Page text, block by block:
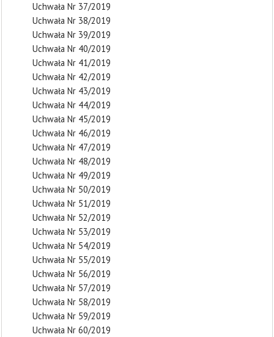
Uchwała Nr 37/2019
Uchwała Nr 38/2019
Uchwała Nr 39/2019
Uchwała Nr 40/2019
Uchwała Nr 41/2019
Uchwała Nr 42/2019
Uchwała Nr 43/2019
Uchwała Nr 44/2019
Uchwała Nr 45/2019
Uchwała Nr 46/2019
Uchwała Nr 47/2019
Uchwała Nr 48/2019
Uchwała Nr 49/2019
Uchwała Nr 50/2019
Uchwała Nr 51/2019
Uchwała Nr 52/2019
Uchwała Nr 53/2019
Uchwała Nr 54/2019
Uchwała Nr 55/2019
Uchwała Nr 56/2019
Uchwała Nr 57/2019
Uchwała Nr 58/2019
Uchwała Nr 59/2019
Uchwała Nr 60/2019